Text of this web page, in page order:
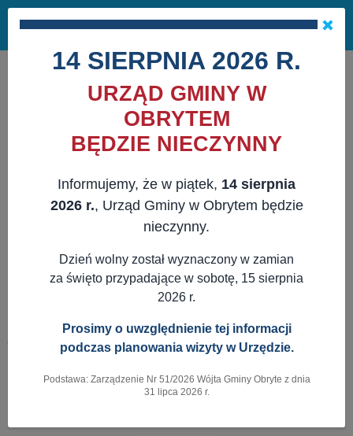
Masz pytania? 29 741 10 04
NAPISZ DO NAS
WWW.OBRYTE.PL AKTUALNOŚCI SAMORZĄDOWE
Pokaż menu
×
14 SIERPNIA 2026 R.
URZĄD GMINY W
OBRYTEM
BĘDZIE NIECZYNNY
Informujemy, że w piątek, 14 sierpnia
2026 r., Urząd Gminy w Obrytem będzie
nieczynny.
Dzień wolny został wyznaczony w zamian
za święto przypadające w sobotę, 15 sierpnia
2026 r.
Prosimy o uwzględnienie tej informacji
podczas planowania wizyty w Urzędzie.
Podstawa: Zarządzenie Nr 51/2026 Wójta Gminy Obryte z dnia
31 lipca 2026 r.